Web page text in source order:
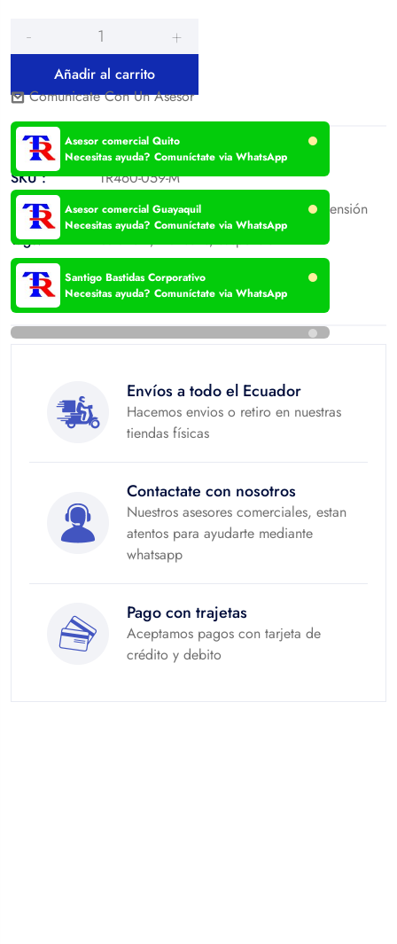
Añadir al carrito
Asesor comercial Quito
Necesitas ayuda? Comuníctate via WhatsApp
Asesor comercial Guayaquil
Necesitas ayuda? Comuníctate via WhatsApp
Santigo Bastidas Corporativo
Necesitas ayuda? Comuníctate via WhatsApp
Comunicate Con Un Asesor
SKU :
TR460-059-M
Categories:
Productos de oferta
Suspensión
Tags:
balancin,mansons,suspension
Hacemos envíos a todo el Ecuador
Envíos a todo el Ecuador
Hacemos envios o retiro en nuestras
tiendas físicas
Contactate con nosotros
Nuestros asesores comerciales, estan
atentos para ayudarte mediante
whatsapp
Pago con trajetas
Aceptamos pagos con tarjeta de
crédito y debito